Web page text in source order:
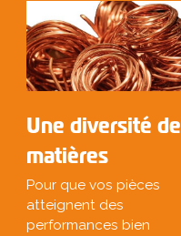
Une diversité de
matières
Pour que vos pièces
atteignent des
performances bien